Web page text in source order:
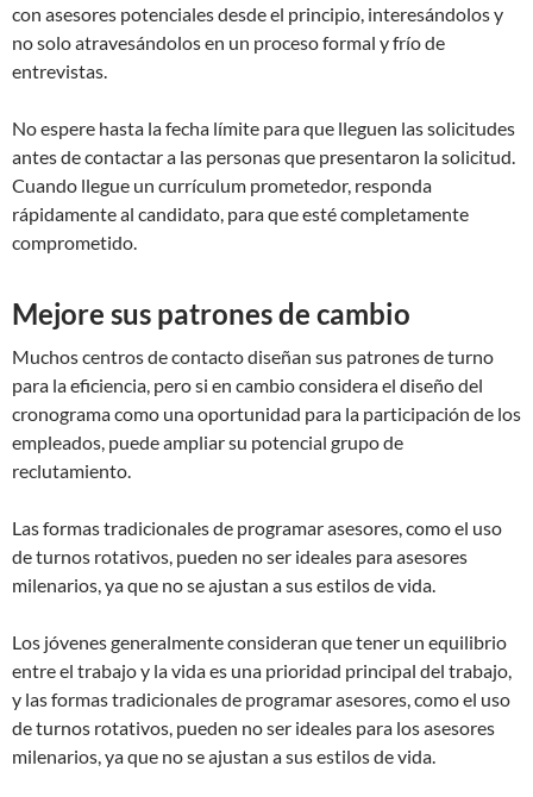
con asesores potenciales desde el principio, interesándolos y
no solo atravesándolos en un proceso formal y frío de
entrevistas.
No espere hasta la fecha límite para que lleguen las solicitudes
antes de contactar a las personas que presentaron la solicitud.
Cuando llegue un currículum prometedor, responda
rápidamente al candidato, para que esté completamente
comprometido.
Mejore sus patrones de cambio
Muchos centros de contacto diseñan sus patrones de turno
para la eficiencia, pero si en cambio considera el diseño del
cronograma como una oportunidad para la participación de los
empleados, puede ampliar su potencial grupo de
reclutamiento.
Las formas tradicionales de programar asesores, como el uso
de turnos rotativos, pueden no ser ideales para asesores
milenarios, ya que no se ajustan a sus estilos de vida.
Los jóvenes generalmente consideran que tener un equilibrio
entre el trabajo y la vida es una prioridad principal del trabajo,
y las formas tradicionales de programar asesores, como el uso
de turnos rotativos, pueden no ser ideales para los asesores
milenarios, ya que no se ajustan a sus estilos de vida.